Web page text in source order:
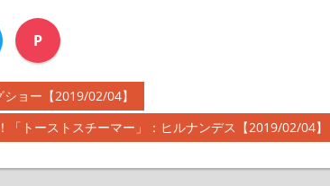
P
ョー【2019/02/04】
トーストスチーマー」：ヒルナンデス【2019/02/04】